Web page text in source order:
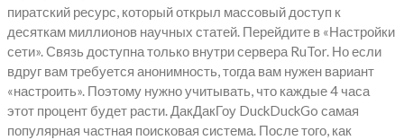
пиратский ресурс, который открыл массовый доступ к
десяткам миллионов научных статей. Перейдите в «Настройки
сети». Связь доступна только внутри сервера RuTor. Но если
вдруг вам требуется анонимность, тогда вам нужен вариант
«настроить». Поэтому нужно учитывать, что каждые 4 часа
этот процент будет расти. ДакДакГоу DuckDuckGo самая
популярная частная поисковая система. После того, как